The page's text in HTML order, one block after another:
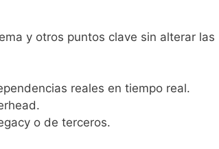
y otros puntos clave sin alterar las
reales en tiempo real.
o de terceros.